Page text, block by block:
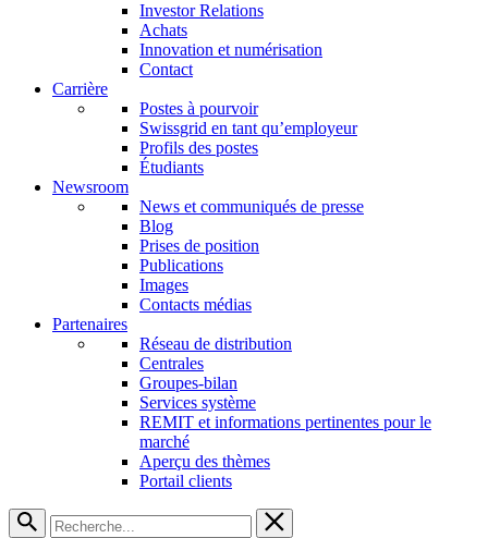
Investor Relations
Achats
Innovation et numérisation
Contact
Carrière
Postes à pourvoir
Swissgrid en tant qu’employeur
Profils des postes
Étudiants
Newsroom
News et communiqués de presse
Blog
Prises de position
Publications
Images
Contacts médias
Partenaires
Réseau de distribution
Centrales
Groupes-bilan
Services système
REMIT et informations pertinentes pour le
marché
Aperçu des thèmes
Portail clients